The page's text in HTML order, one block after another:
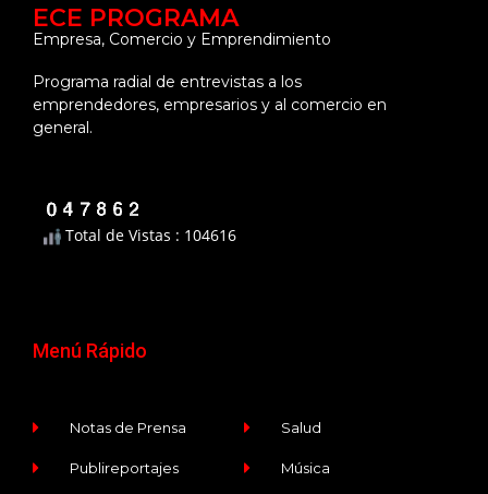
ECE PROGRAMA
Empresa, Comercio y Emprendimiento
Programa radial de entrevistas a los
emprendedores, empresarios y al comercio en
general.
Total de Vistas : 104616
Menú Rápido
Notas de Prensa
Publireportajes
Salud
Música